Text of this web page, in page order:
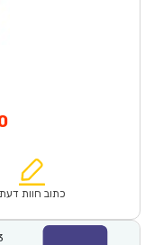
₪86.00.
המחיר
הוא:
כתוב חוות דעת